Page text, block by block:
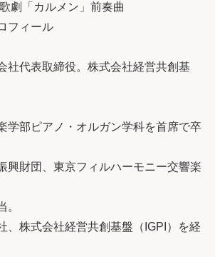
劇「カルメン」前奏曲
フィール
社代表取締役。株式会社経営共創基
学部ピアノ・オルガン学科を首席で卒
興財団、東京フィルハーモニー交響楽
。
株式会社経営共創基盤（IGPI）を経